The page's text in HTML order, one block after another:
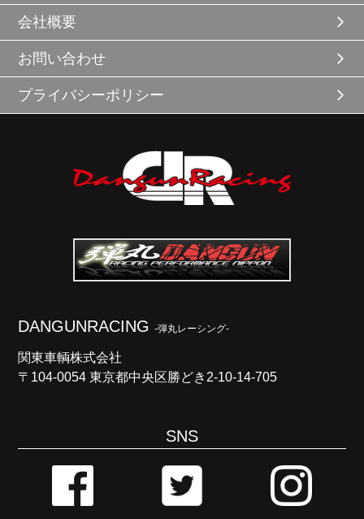
会社概要
お問い合わせ
プライバシーポリシー
DANGUNRACING-弾丸レーシング-
関東車輌株式会社
〒104-0054 東京都中央区勝どき2-10-14-705
SNS